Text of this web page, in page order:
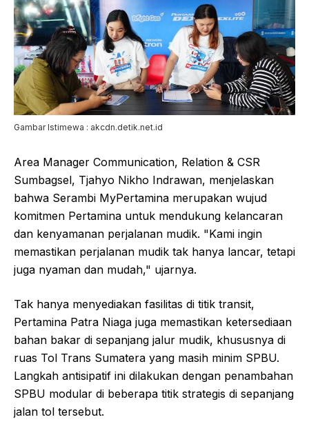
Gambar Istimewa : akcdn.detik.net.id
Area Manager Communication, Relation & CSR
Sumbagsel, Tjahyo Nikho Indrawan, menjelaskan
bahwa Serambi MyPertamina merupakan wujud
komitmen Pertamina untuk mendukung kelancaran
dan kenyamanan perjalanan mudik. "Kami ingin
memastikan perjalanan mudik tak hanya lancar, tetapi
juga nyaman dan mudah," ujarnya.
Tak hanya menyediakan fasilitas di titik transit,
Pertamina Patra Niaga juga memastikan ketersediaan
bahan bakar di sepanjang jalur mudik, khususnya di
ruas Tol Trans Sumatera yang masih minim SPBU.
Langkah antisipatif ini dilakukan dengan penambahan
SPBU modular di beberapa titik strategis di sepanjang
jalan tol tersebut.